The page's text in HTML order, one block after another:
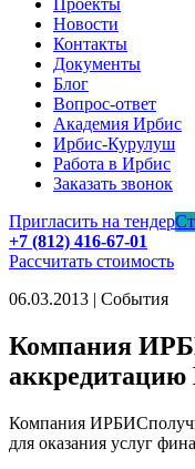
Проекты
Новости
Контакты
Документы
Блог
Вопрос-ответ
Академия Ирбис
Ирбис-Курулуш
Работа в Ирбис
Заказать звонок
Пригласить на тендер
+7 (812) 416-67-01
Рассчитать стоимость
06.03.2013 | События
Компания
Компания
для оказания услуг